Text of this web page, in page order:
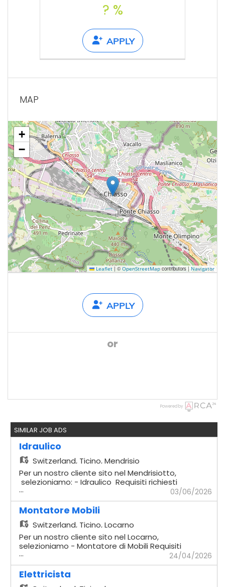
? %
APPLY
MAP
+
−
Leaflet |©OpenStreetMapcontributors |Navigator
APPLY
or
Powered by
SIMILAR JOB ADS
Idraulico
Switzerland, Ticino, Mendrisio
Per un nostro cliente sito nel Mendrisiotto,
selezioniamo: - Idraulico Requisiti richiesti
- Comprovata esperienza in cantiere -
Impianti sottomuro - Solette - Capacità di
lavorare in autonomia - Disponibilità
immediata Offriamo - Contratto
temporaneo con possibilità di rinnovo -
Stipendio secondo CCL di riferimento
Verrà dato seguito ai profili che si rifanno
alla descrizione
... 03/06/2026
Montatore Mobili
Switzerland, Ticino, Locarno
Per un nostro cliente sito nel Locarno,
selezioniamo - Montatore di Mobili Requisiti
richiesti - Comprovata esperienza
pluriennale nella mansione - Comprovata
capacità a lavorare in maniera autonoma -
Possesso dell'attrezzatura di base -
... 24/04/2026
Elettricista